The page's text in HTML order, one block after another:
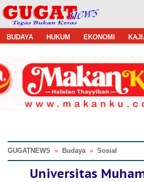
BUDAYA HUKUM EKONOMI
GUGATNEWS » Budaya » Sosial
Universitas